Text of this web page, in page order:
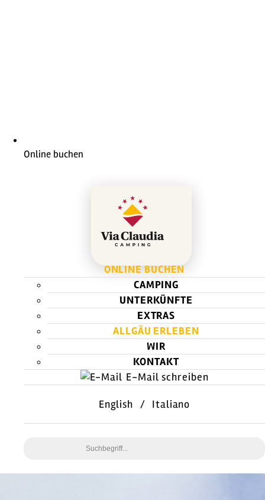
Online buchen
ONLINE BUCHEN
CAMPING
UNTERKÜNFTE
EXTRAS
ALLGÄU ERLEBEN
WIR
KONTAKT
E-Mail schreiben
English / Italiano